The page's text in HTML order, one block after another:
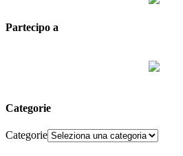
Partecipo a
Categorie
Categorie